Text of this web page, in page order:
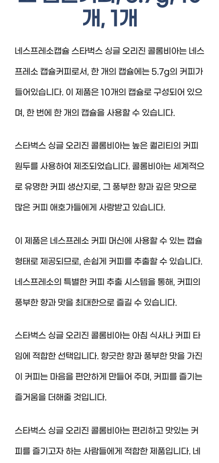
개, 1개
네스프레소캡슐 스타벅스 싱글 오리진 콜롬비아는 네스
프레소 캡슐커피로서, 한 개의 캡슐에는 5.7g의 커피가
들어있습니다. 이 제품은 10개의 캡슐로 구성되어 있으
며, 한 번에 한 개의 캡슐을 사용할 수 있습니다.
스타벅스 싱글 오리진 콜롬비아는 높은 퀄리티의 커피
원두를 사용하여 제조되었습니다. 콜롬비아는 세계적으
로 유명한 커피 생산지로, 그 풍부한 향과 깊은 맛으로
많은 커피 애호가들에게 사랑받고 있습니다.
이 제품은 네스프레소 커피 머신에 사용할 수 있는 캡슐
형태로 제공되므로, 손쉽게 커피를 추출할 수 있습니다.
네스프레소의 특별한 커피 추출 시스템을 통해, 커피의
풍부한 향과 맛을 최대한으로 즐길 수 있습니다.
스타벅스 싱글 오리진 콜롬비아는 아침 식사나 커피 타
임에 적합한 선택입니다. 향긋한 향과 풍부한 맛을 가진
이 커피는 마음을 편안하게 만들어 주며, 커피를 즐기는
즐거움을 더해줄 것입니다.
스타벅스 싱글 오리진 콜롬비아는 편리하고 맛있는 커
피를 즐기고자 하는 사람들에게 적합한 제품입니다. 네